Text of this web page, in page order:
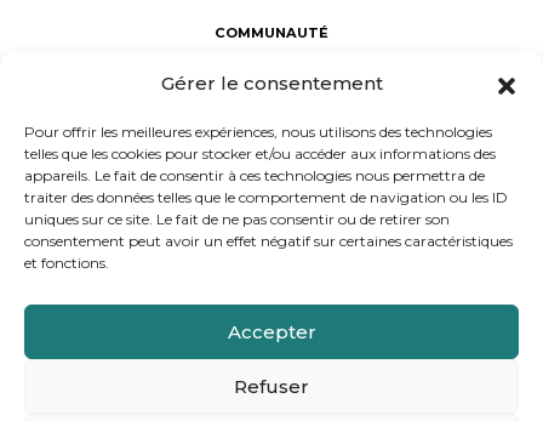
Gérer le consentement
Pour offrir les meilleures expériences, nous utilisons des technologies
telles que les cookies pour stocker et/ou accéder aux informations des
appareils. Le fait de consentir à ces technologies nous permettra de
traiter des données telles que le comportement de navigation ou les ID
uniques sur ce site. Le fait de ne pas consentir ou de retirer son
consentement peut avoir un effet négatif sur certaines caractéristiques
et fonctions.
Accepter
Refuser
COMMUNAUTÉ
Fabuleuses au foyer : révéler la Fabuleuse en chaque maman.
des mamans. Notre mission : porter un regard sincère sur la
maternité à l'intérieur et à l'extérieur du foyer, rejoindre les
femmes dans leur vie réelle et non rêvée, et donner la parole
aux mamans d’aujourd’hui.
Conception et réalisation : Progressif Media